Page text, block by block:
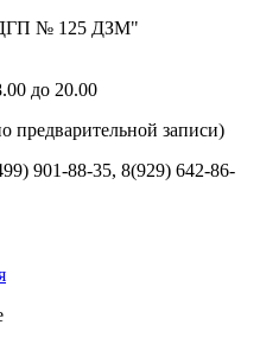
№ 125 ДЗМ"
до 20.00
предварительной записи)
901-88-35, 8(929) 642-86-